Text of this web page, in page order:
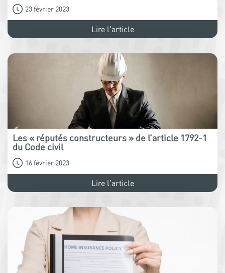
23 février 2023
Lire l'article
Les « réputés constructeurs » de l’article 1792-1
du Code civil
16 février 2023
Lire l'article